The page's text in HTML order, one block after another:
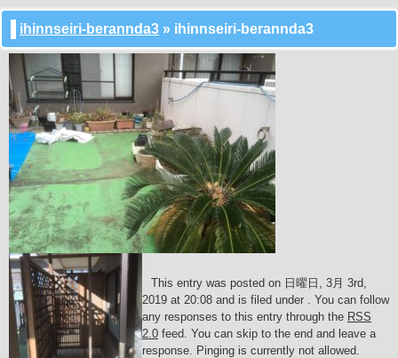
ihinnseiri-berannda3 » ihinnseiri-berannda3
This entry was posted on 日曜日, 3月 3rd,
2019 at 20:08 and is filed under . You can follow
any responses to this entry through the RSS
2.0 feed. You can skip to the end and leave a
response. Pinging is currently not allowed.